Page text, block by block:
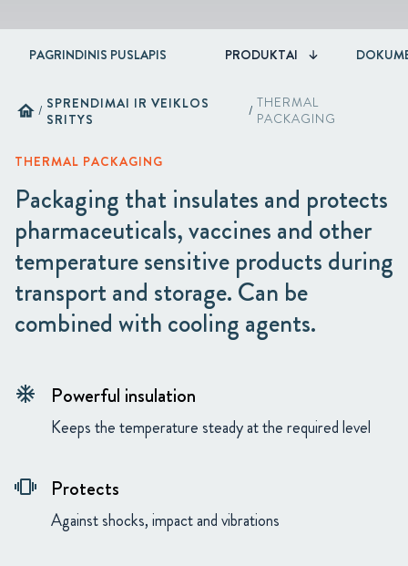
PAGRINDINIS PUSLAPIS PRODUKTAI
home / SPRENDIMAI IR VEIKLOS
SRITYS
/ THERMAL
PACKAGING
THERMAL PACKAGING
Packaging that insulates and protects
pharmaceuticals, vaccines and other
temperature sensitive products during
transport and storage. Can be
combined with cooling agents.
ac_unit Powerful insulation
Keeps the temperature steady at the required level
vibration Protects
Against shocks, impact and vibrations